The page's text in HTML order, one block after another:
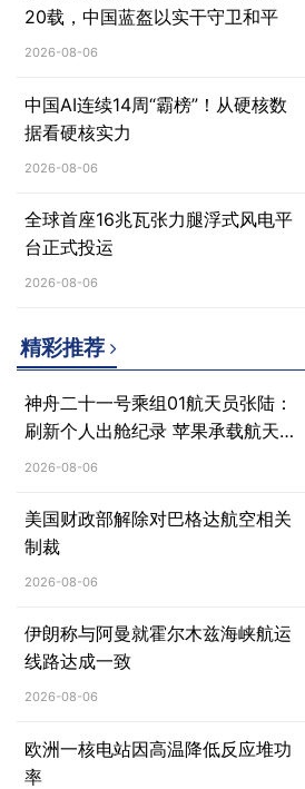
20载，中国蓝盔以实干守卫和平
2026-08-06
中国AI连续14周“霸榜”！从硬核数
据看硬核实力
2026-08-06
全球首座16兆瓦张力腿浮式风电平
台正式投运
2026-08-06
精彩推荐
神舟二十一号乘组01航天员张陆：
刷新个人出舱纪录 苹果承载航天
人心愿
2026-08-06
美国财政部解除对巴格达航空相关
制裁
2026-08-06
伊朗称与阿曼就霍尔木兹海峡航运
线路达成一致
2026-08-06
欧洲一核电站因高温降低反应堆功
率